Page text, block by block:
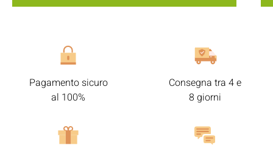
Pagamento sicuro
al 100%
Consegna tra 4 e
8 giorni